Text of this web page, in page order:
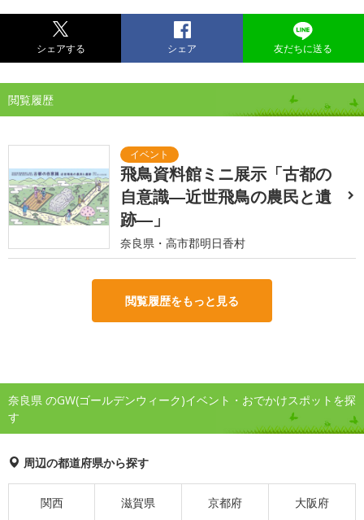
シェアする シェア 友だちに送る
閲覧履歴
飛鳥資料館ミニ展示「古都の
自意識―近世飛鳥の農民と遺
跡―」
奈良県・高市郡明日香村
閲覧履歴をもっと見る
奈良県 のGW(ゴールデンウィーク)イベント・おでかけスポットを探
す
周辺の都道府県から探す
関西 滋賀県 京都府 大阪府